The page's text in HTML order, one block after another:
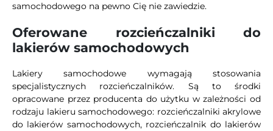
samochodowego na pewno Cię nie zawiedzie.
Oferowane rozcieńczalniki do
lakierów samochodowych
Lakiery samochodowe wymagają stosowania
specjalistycznych rozcieńczalników. Są to środki
opracowane przez producenta do użytku w zależności od
rodzaju lakieru samochodowego: rozcieńczalniki akrylowe
do lakierów samochodowych, rozcieńczalnik do lakierów